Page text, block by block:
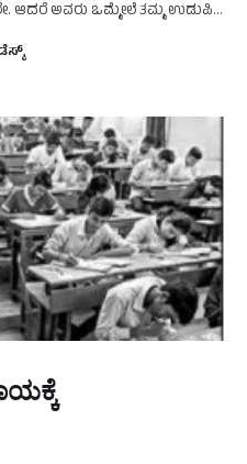
ಆದರೆ ಅವರು ಒಮ್ಮೇಲೆ ತಮ್ಮ ಉಡುಪಿನ